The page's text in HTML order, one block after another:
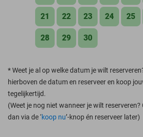
21 22 23 24 25
28 29 30
*Weet je al op welke datum je wilt
hierboven de datum en reserveer en koop
tegelijkertijd.
(Weet je nog niet wanneer je wilt reserveren?
dan via de ‘koop nu’-knop én reserveer later)